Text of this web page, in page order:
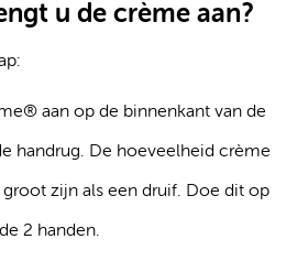
u de crème aan?
aan op de binnenkant van de
handrug. De hoeveelheid crème
zijn als een druif. Doe dit op
2 handen.